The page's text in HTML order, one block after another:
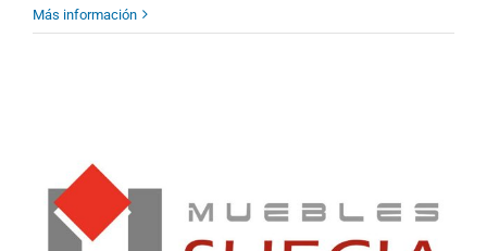
Jefe
de
Más información